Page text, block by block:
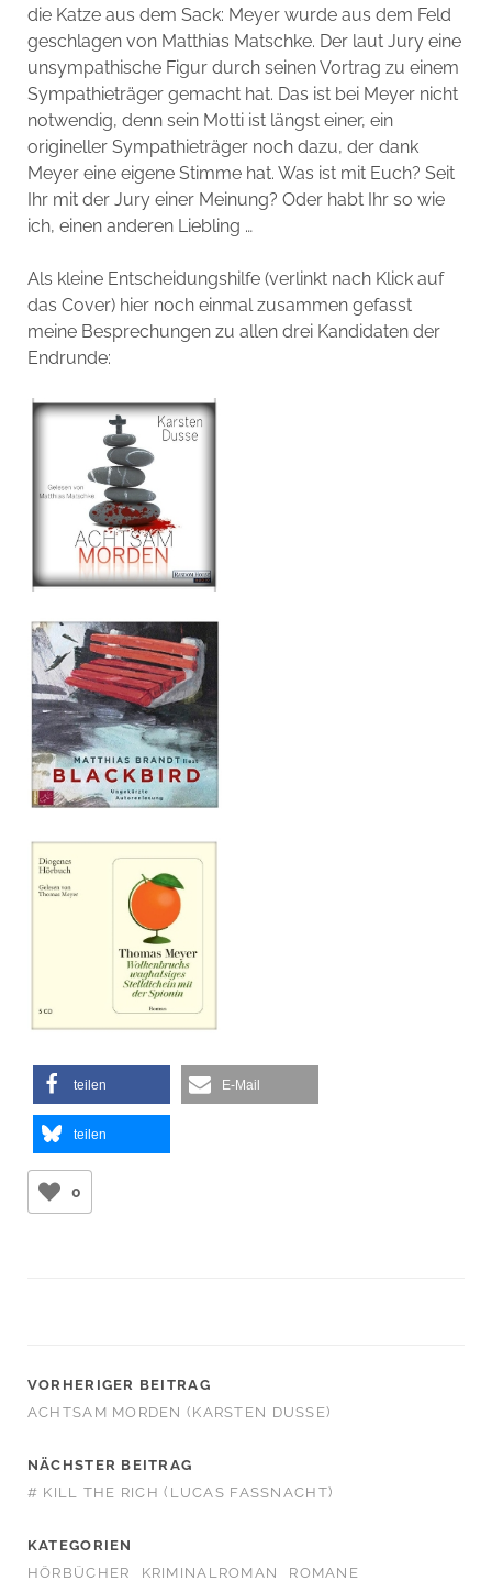
die Katze aus dem Sack: Meyer wurde aus dem Feld
geschlagen von Matthias Matschke. Der laut Jury eine
unsympathische Figur durch seinen Vortrag zu einem
Sympathieträger gemacht hat. Das ist bei Meyer nicht
notwendig, denn sein Motti ist längst einer, ein
origineller Sympathieträger noch dazu, der dank
Meyer eine eigene Stimme hat. Was ist mit Euch? Seit
Ihr mit der Jury einer Meinung? Oder habt Ihr so wie
ich, einen anderen Liebling …
Als kleine Entscheidungshilfe (verlinkt nach Klick auf
das Cover) hier noch einmal zusammen gefasst
meine Besprechungen zu allen drei Kandidaten der
Endrunde:
teilen E-Mail
teilen
0
VORHERIGER BEITRAG
ACHTSAM MORDEN (KARSTEN DUSSE)
NÄCHSTER BEITRAG
# KILL THE RICH (LUCAS FASSNACHT)
KATEGORIEN
HÖRBÜCHER
KRIMINALROMAN ROMANE